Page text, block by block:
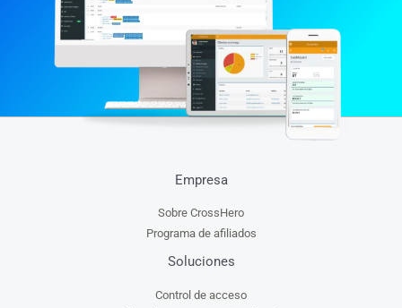
Empresa
Sobre CrossHero
Programa de afiliados
Soluciones
Control de acceso